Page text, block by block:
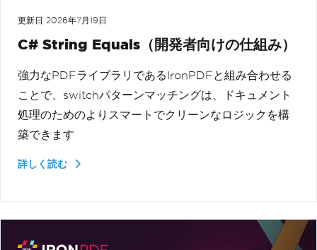
更新日 2026年7月19日
C# String Equals（開発者向けの仕組み）
強力なPDFライブラリであるIronPDFと組み合わせる
ことで、switchパターンマッチングは、ドキュメント
処理のためのよりスマートでクリーンなロジックを構
築できます
詳しく読む